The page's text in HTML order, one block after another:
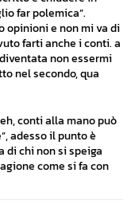
far polemica”.
opinioni e non mi va di
farti anche i conti. a
non essermi
nel secondo, qua
conti alla mano può
adesso il punto è
di chi non si speiga
come si fa con